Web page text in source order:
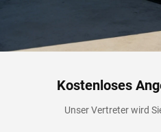
Kostenloses
Unser Vertreter wird